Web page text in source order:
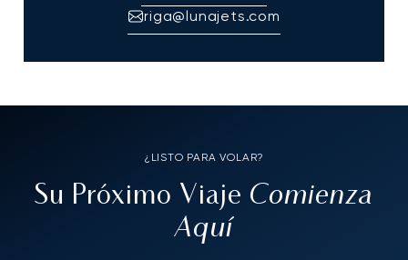
riga@lunajets.com
¿LISTO PARA VOLAR?
Su Próximo Viaje Comienza
Aquí